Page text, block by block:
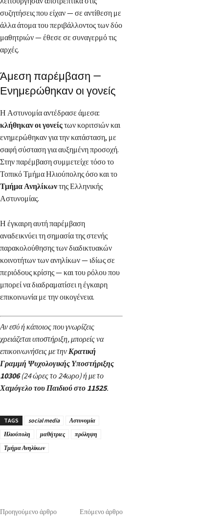
συζητήσεις που είχαν — σε αντίθεση με
άλλα άτομα του περιβάλλοντος των δύο
μαθητριών — έθεσε σε συναγερμό τις
αρχές.
Άμεση παρέμβαση —
Ενημερώθηκαν οι γονείς
Η Αστυνομία αντέδρασε άμεσα:
κλήθηκαν οι γονείςτων κοριτσιών και
ενημερώθηκαν για την κατάσταση, με
σαφή σύσταση για αυξημένη προσοχή.
Στην παρέμβαση συμμετείχε τόσο το
Τοπικό Τμήμα Ηλιούπολης όσο και το
Τμήμα Ανηλίκωντης Ελληνικής
Αστυνομίας.
Η έγκαιρη αυτή παρέμβαση
αναδεικνύει τη σημασία της στενής
παρακολούθησης των διαδικτυακών
κοινοτήτων των ανηλίκων — ιδίως σε
περιόδους κρίσης — και του ρόλου που
μπορεί να διαδραματίσει η έγκαιρη
επικοινωνία με την οικογένεια.
Αν εσύ ή κάποιος που γνωρίζεις
χρειάζεται υποστήριξη, μπορείς να
επικοινωνήσεις με την Κρατική
Γραμμή Ψυχολογικής Υποστήριξης
10306(24 ώρες το 24ωρο) ή με το
Χαμόγελο του Παιδιού στο 11525.
TAGS social media
Αστυνομία
Ηλιούπολη
μαθήτριες
πρόληψη
Τμήμα Ανηλίκων
Προηγούμενο άρθρο Επόμενο άρθρο